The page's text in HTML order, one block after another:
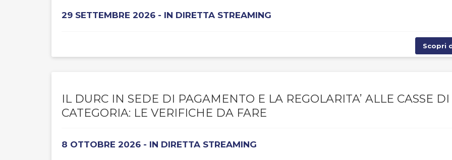
29 SETTEMBRE 2026 - IN DIRETTA STREAMING
Scopri
IL DURC IN SEDE DI PAGAMENTO E LA REGOLARITA’ ALLE CASSE DI
CATEGORIA: LE VERIFICHE DA FARE
8 OTTOBRE 2026 - IN DIRETTA STREAMING